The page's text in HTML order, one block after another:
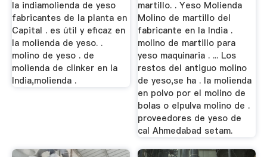
la indiamolienda de yeso
fabricantes de la planta en
Capital . es útil y eficaz en
la molienda de yeso. .
molino de yeso . de
molienda de clinker en la
India,molienda .
martillo. . Yeso Molienda
Molino de martillo del
fabricante en la India .
molino de martillo para
yeso maquinaria . ... Los
restos del antiguo molino
de yeso,se ha . la molienda
en polvo por el molino de
bolas o elpulva molino de .
proveedores de yeso de
cal Ahmedabad setam.